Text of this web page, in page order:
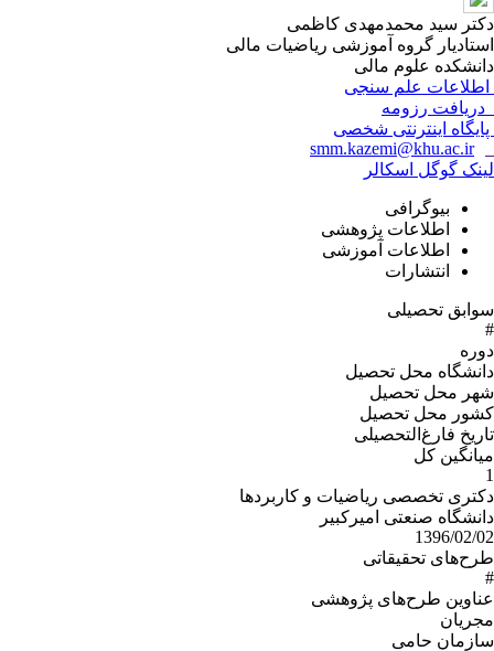
دکتر سید محمدمهدی کاظمی
استادیار گروه آموزشی ریاضیات مالی
دانشکده علوم مالی
اطلاعات علم سنجی
دریافت رزومه
پایگاه اینترنتی شخصی
smm.kazemi@khu.ac.ir
لینک گوگل اسکالر
بیوگرافی
اطلاعات پژوهشی
اطلاعات آموزشی
انتشارات
سوابق تحصیلی
#
دوره
دانشگاه محل تحصیل
شهر محل تحصیل
کشور محل تحصیل
تاریخ فارغ‌التحصیلى
میانگین کل
1
دکتری تخصصی ریاضیات و کاربردها
دانشگاه صنعتی امیرکبیر
1396/02/02
طرح‌های تحقیقاتی
#
عناوین طرح‌هاى پژوهشى
مجریان
سازمان حامى